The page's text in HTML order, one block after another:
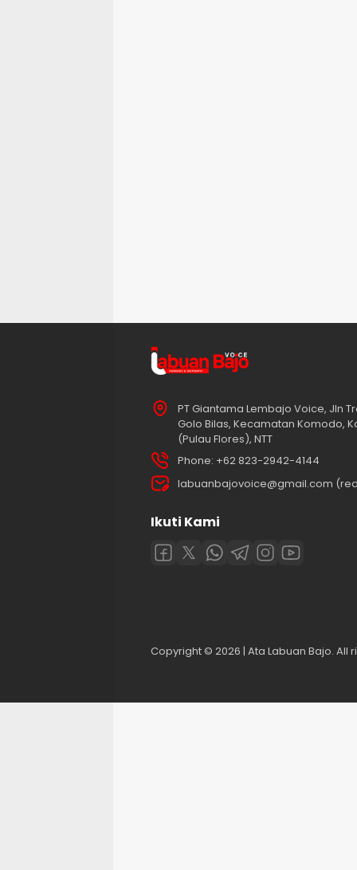
PT Giantama Lembajo Voice, Jln
Golo Bilas, Kecamatan Komodo,
(Pulau Flores), NTT
Phone: +62 823-2942-4144
labuanbajovoice@gmail.com
Ikuti Kami
Copyright © 2026 | Ata Labuan Bajo. All